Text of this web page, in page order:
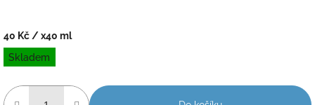
40 Kč / x40 ml
Měrná
cena:
Skladem